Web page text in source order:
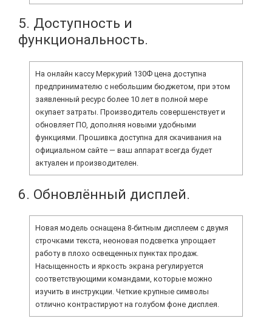
5. Доступность и
функциональность.
На онлайн кассу Меркурий 130Ф цена доступна
предпринимателю с небольшим бюджетом, при этом
заявленный ресурс более 10 лет в полной мере
окупает затраты. Производитель совершенствует и
обновляет ПО, дополняя новыми удобными
функциями. Прошивка доступна для скачивания на
официальном сайте — ваш аппарат всегда будет
актуален и производителен.
6. Обновлённый дисплей.
Новая модель оснащена 8-битным дисплеем с двумя
строчками текста, неоновая подсветка упрощает
работу в плохо освещенных пунктах продаж.
Насыщенность и яркость экрана регулируется
соответствующими командами, которые можно
изучить в инструкции. Четкие крупные символы
отлично контрастируют на голубом фоне дисплея.